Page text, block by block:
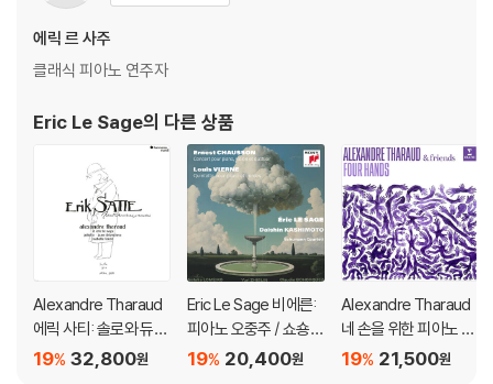
에릭 르 사주
클래식 피아노 연주자
Eric Le Sage의 다른 상품
Alexandre Tharaud
에릭 사티: 솔로와 듀오
(Erik Satie: Avant-D
32,800원
19%
Eric Le Sage 비에른:
피아노 오중주 / 쇼숑:
바이올린, 피아노와 사
20,400원
19%
Alexandre Tharaud
네 손을 위한 피아노 작
품 (Four Hands)
21,500원
19%